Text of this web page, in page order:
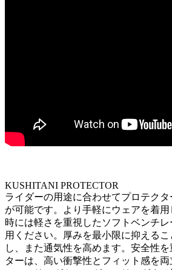
KUSHITANI PROTECTOR
ライダーの用途に合わせてプロテク
が可能です。より手軽にウェアを着
時には軽さを重視したソフトベンチ
用ください。厚みを最小限に抑える
し、また通気性を高めます。安全性
ターは、高い衝撃性とフィット感を